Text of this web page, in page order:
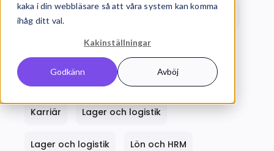
kaka i din webbläsare så att våra system kan komma
ihåg ditt val.
Kakinställningar
Godkänn Avböj
Digital marknadsföring och SEO
Ekonomhubben ERP
Hållbarhetsrapportering IT-säkerhet
Karriär Lager och logistik
Lager och logistik Lön och HRM